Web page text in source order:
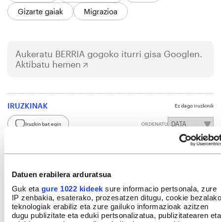
Datuen erabilera arduratsua
Guk eta gure 1022 kideek sure informacio pertsonala, zure
IP zenbakia, esaterako, prozesatzen ditugu, cookie bezalako
teknologiak erabiliz eta zure gailuko informazioak azitzen
dugu publizitate eta eduki pertsonalizatua, publizitatearen eta
Gizarte gaiak
Migrazioa
Aukeratu BERRIA gogoko iturri gisa Googlen.
Aktibatu hemen
IRUZKINAK Ez dago iruzkinik
Iruzkin bat egin ORDENATU